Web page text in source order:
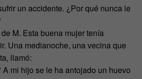
un accidente. ¿Por qué nunca le
M. Esta buena mujer tenía
Una medianoche, una vecina que
llamó:
mi hijo se le ha antojado un huevo